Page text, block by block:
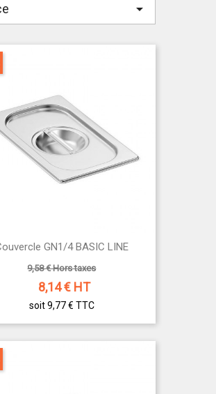

Aperçu rapide
GN1/4 BASIC LINE
9,58 € Hors taxes
8,14€ HT
soit 9,77 € TTC